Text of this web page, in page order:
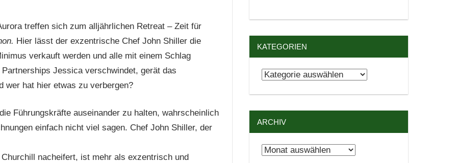
treffen sich zum alljährlichen Retreat – Zeit für
Hier lässt der exzentrische Chef John Shiller die
verkauft werden und alle mit einem Schlag
Jessica verschwindet, gerät das
wer hat hier etwas zu verbergen?
Führungskräfte auseinander zu halten, wahrscheinlich
einfach nicht viel sagen. Chef John Shiller, der
nacheifert, ist mehr als exzentrisch und
KATEGORIEN
Kategorien
ARCHIV
Archiv